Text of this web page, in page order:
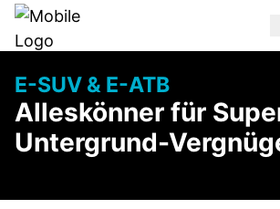
E-SUV & E-ATB
Alleskönner für
Untergrund-